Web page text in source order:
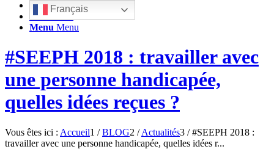
Français
Rechercher
Menu Menu
#SEEPH 2018 : travailler avec
une personne handicapée,
quelles idées reçues ?
Vous êtes ici : Accueil1 / BLOG2 / Actualités3 / #SEEPH 2018 :
travailler avec une personne handicapée, quelles idées r...